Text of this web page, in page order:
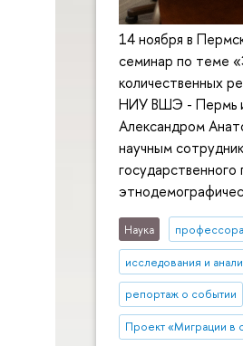
14 ноября в
семинар по теме
количественных
НИУ ВШЭ - Пермь и
Александром
научным
Наука профессора
исследования и
репортаж о событии
Проект «Миграции в